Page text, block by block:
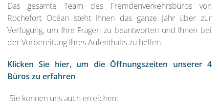
Das gesamte Team des Fremdenverkehrsbüros von
Rochefort Océan steht Ihnen das ganze Jahr über zur
Verfügung, um Ihre Fragen zu beantworten und Ihnen bei
der Vorbereitung Ihres Aufenthalts zu helfen.
Klicken Sie hier, um die Öffnungszeiten unserer 4
Büros zu erfahren
Sie können uns auch erreichen: